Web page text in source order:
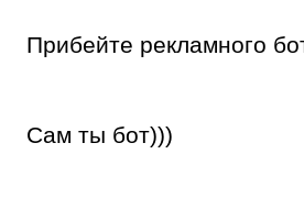
Прибейте рекламного
Сам ты бот)))